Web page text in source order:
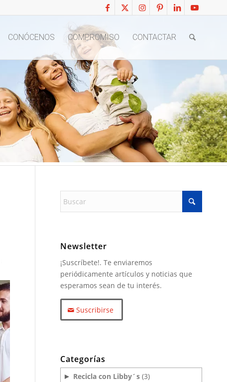
CONÓCENOS COMPROMISO CONTACTAR
Newsletter
¡Suscríbete!. Te enviaremos
periódicamente artículos y noticias que
esperamos sean de tu interés.
Suscribirse
Categorías
► Recicla con Libby´s (3)